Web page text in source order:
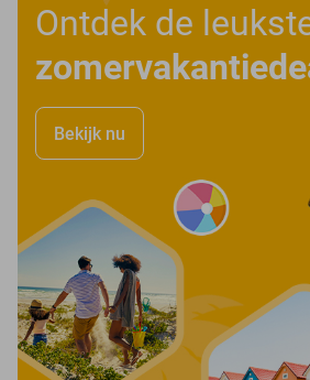
Ontdek de
Bekijk nu